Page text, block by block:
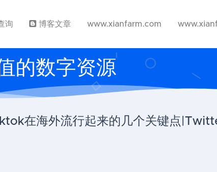
询 博客文章 www.xianfarm.com
的数字资源
在海外流行起来的几个关键点